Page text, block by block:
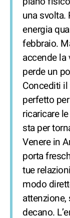
una svolta.
energia
febbraio.
accende la
perde un
Concediti
perfetto
ricaricare
sta per
Venere in
porta
tue
modo
decano.